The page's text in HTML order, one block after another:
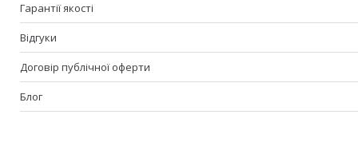
Гарантії якості
Відгуки
Договір публічної оферти
Блог